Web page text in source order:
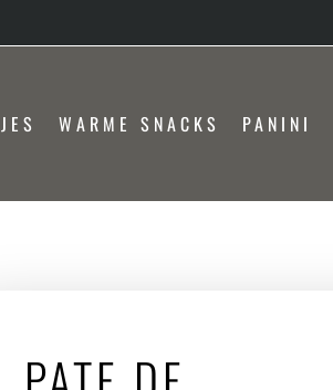
WARME SNACKS PANINI